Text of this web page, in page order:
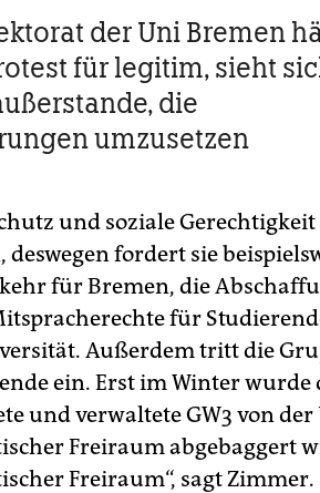
der Uni Bremen
für legitim, sieht
die
umzusetzen
und soziale
deswegen fordert sie
für Bremen, die
für
Außerdem tritt die
ein. Erst im Winter wurde
und verwaltete GW3 von der
Freiraum abgebaggert
Freiraum“, sagt Zimmer.